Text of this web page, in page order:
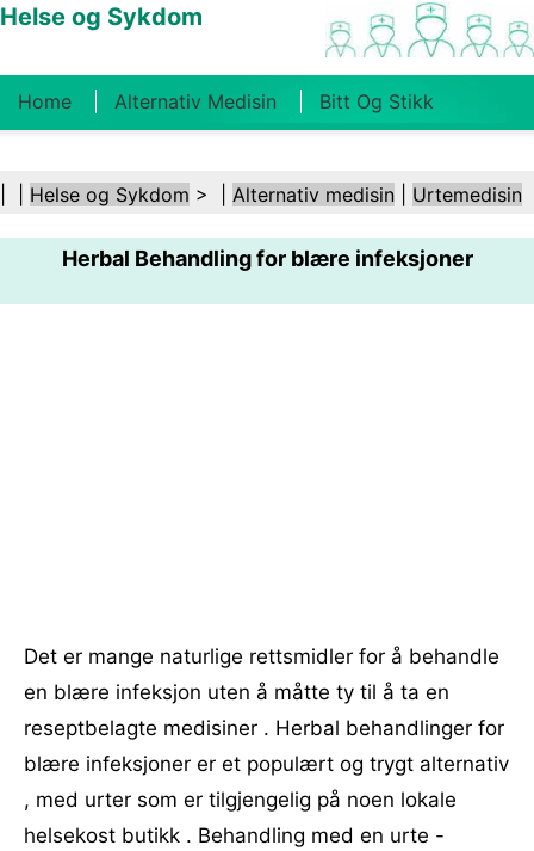
Helse og Sykdom
Home Alternativ Medisin Bitt Og Stikk
Kosthold Og Ernæring Familiehelse
Helsebransjen Psykisk Helse Folkehelse Og
Sikkerhet Kirurgi Og Prosedyrer Helse
Helse og Sykdom > | Alternativ medisin Urtemedisin
Herbal Behandling for blære infeksjoner
Det er mange naturlige rettsmidler for å behandle
en blære infeksjon uten å måtte ty til å ta en
reseptbelagte medisiner . Herbal behandlinger for
blære infeksjoner er et populært og trygt alternativ
, med urter som er tilgjengelig på noen lokale
helsekost butikk . Behandling med en urte -